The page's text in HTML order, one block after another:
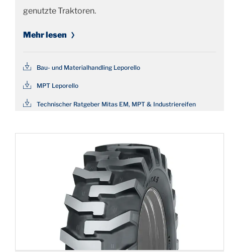
genutzte Traktoren.
Mehr lesen
Bau- und Materialhandling Leporello
MPT Leporello
Technischer Ratgeber Mitas EM, MPT & Industriereifen